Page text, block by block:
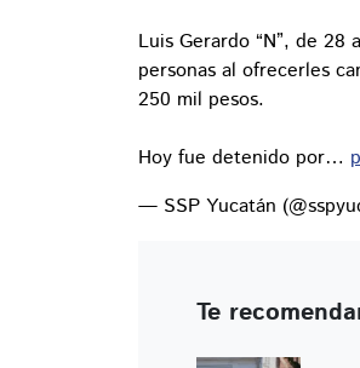
Luis Gerardo “N”, de
personas al ofrecerles
250 mil pesos.
Hoy fue detenido por…
— SSP Yucatán
Te